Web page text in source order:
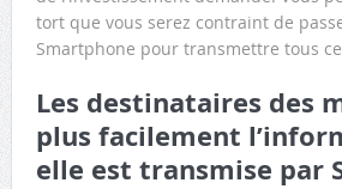
tort que vous serez contraint de
Smartphone pour transmettre tous
Les destinataires des
plus facilement
elle est transmise par